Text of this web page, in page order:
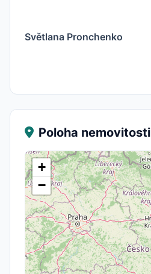
Světlana Pronchenko
Poloha nemovitosti
+
−